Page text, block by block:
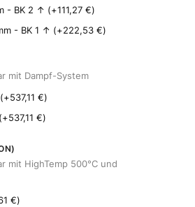
- BK 2 ↑ (+111,27 €)
- BK 1 ↑ (+222,53 €)
mit Dampf-System
(+537,11 €)
(+537,11 €)
mit HighTemp 500°C und
€)